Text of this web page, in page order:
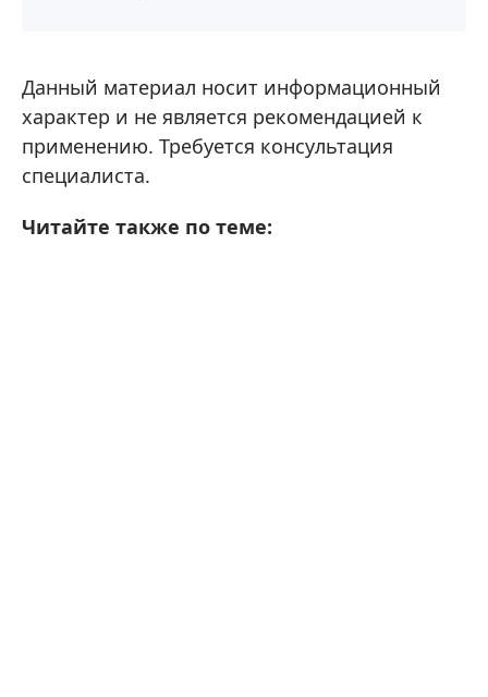
Данный материал носит информационный
характер и не является рекомендацией к
применению. Требуется консультация
специалиста.
Читайте также по теме: